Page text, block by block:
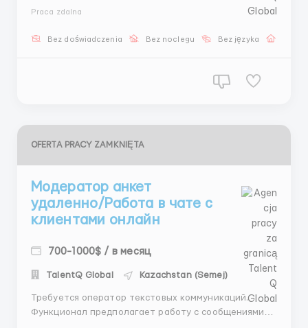
простой информации и помощь. Мы предлагаем:
Praca zdalna
Bez doświadczenia Bez noclegu Bez języka
OFERTA PRACY ZAMKNIĘTA
Модератор анкет
удаленно/Работа в чате с
клиентами онлайн
700-1000$ / в месяц
TalentQ Global Kazachstan (Semej)
Требуется оператор текстовых коммуникаций.
Функционал предполагает работу с сообщениями